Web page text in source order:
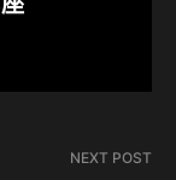
NEXT POST